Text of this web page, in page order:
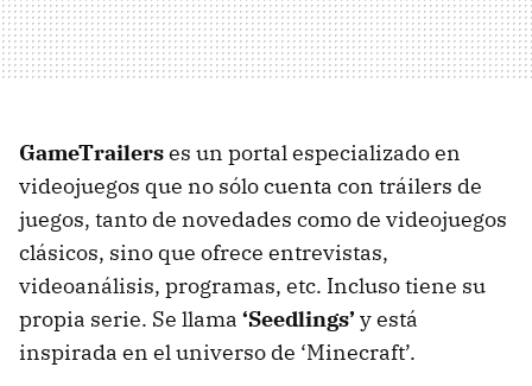
GameTrailerses un portal especializado en
videojuegos que no sólo cuenta con tráilers de
juegos, tanto de novedades como de videojuegos
clásicos, sino que ofrece entrevistas,
videoanálisis, programas, etc. Incluso tiene su
propia serie. Se llama ‘Seedlings’ y está
inspirada en el universo de ‘Minecraft’.